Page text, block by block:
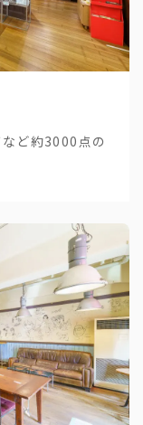
ど約3000点の